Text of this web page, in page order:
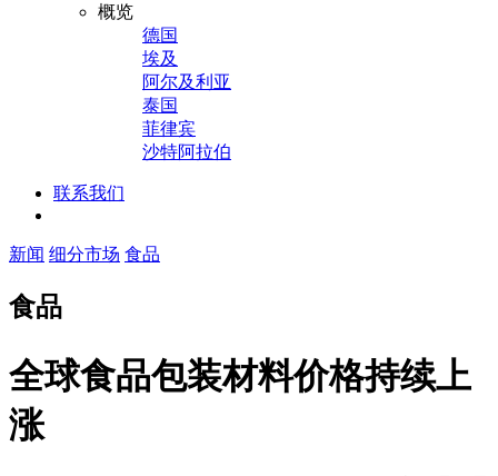
概览
德国
埃及
阿尔及利亚
泰国
菲律宾
沙特阿拉伯
联系我们
新闻 细分市场 食品
食品
全球食品包装材料价格持续上
涨